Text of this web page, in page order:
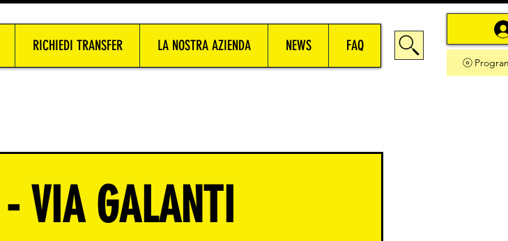
RICHIEDI TRANSFER LA NOSTRA AZIENDA NEWS FAQ
VIA GALANTI